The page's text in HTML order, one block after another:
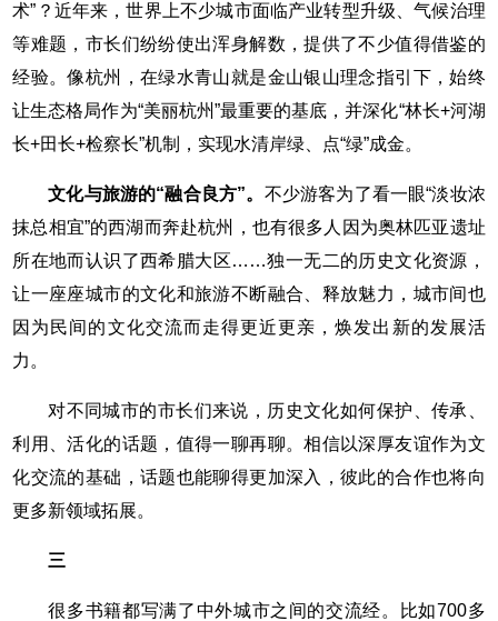
术”？近年来，世界上不少城市面临产业转型升级、气候治理
等难题，市长们纷纷使出浑身解数，提供了不少值得借鉴的
经验。像杭州，在绿水青山就是金山银山理念指引下，始终
让生态格局作为“美丽杭州”最重要的基底，并深化“林长+河湖
长+田长+检察长”机制，实现水清岸绿、点“绿”成金。
文化与旅游的“融合良方”。 不少游客为了看一眼“淡妆浓
抹总相宜”的西湖而奔赴杭州，也有很多人因为奥林匹亚遗址
所在地而认识了西希腊大区……独一无二的历史文化资源，
让一座座城市的文化和旅游不断融合、释放魅力，城市间也
因为民间的文化交流而走得更近更亲，焕发出新的发展活
力。
对不同城市的市长们来说，历史文化如何保护、传承、
利用、活化的话题，值得一聊再聊。相信以深厚友谊作为文
化交流的基础，话题也能聊得更加深入，彼此的合作也将向
更多新领域拓展。
三
很多书籍都写满了中外城市之间的交流经。比如700多